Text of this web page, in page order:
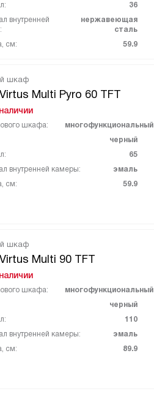
36
внутренней
нержавеющая
сталь
см:
59.9
шкаф
Multi Pyro 60 TFT
шкафа:
многофункциональный
черный
65
внутренней камеры:
эмаль
см:
59.9
шкаф
Multi 90 TFT
шкафа:
многофункциональный
черный
110
внутренней камеры:
эмаль
см:
89.9